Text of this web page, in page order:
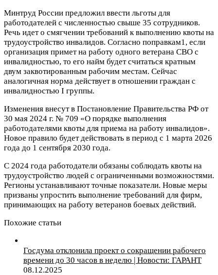
Минтруд России предложил ввести льготы для
работодателей с численностью свыше 35 сотрудников.
Речь идет о смягчении требований к выполнению квоты на
трудоустройство инвалидов. Согласно поправкам1, если
организация примет на работу одного ветерана СВО с
инвалидностью, то его найм будет считаться кратным
двум заквотированным рабочим местам. Сейчас
аналогичная норма действует в отношении граждан с
инвалидностью I группы.
Изменения внесут в Постановление Правительства РФ от
30 мая 2024 г. № 709 «О порядке выполнения
работодателями квоты для приема на работу инвалидов».
Новое правило будет действовать в период с 1 марта 2026
года до 1 сентября 2030 года.
С 2024 года работодатели обязаны соблюдать квоты на
трудоустройство людей с ограниченными возможностями.
Регионы устанавливают точные показатели. Новые меры
призваны упростить выполнение требований для фирм,
принимающих на работу ветеранов боевых действий.
Похожие статьи
Госдума отклонила проект о сокращении рабочего
времени до 30 часов в неделю | Новости: ГАРАНТ
08.12.2025